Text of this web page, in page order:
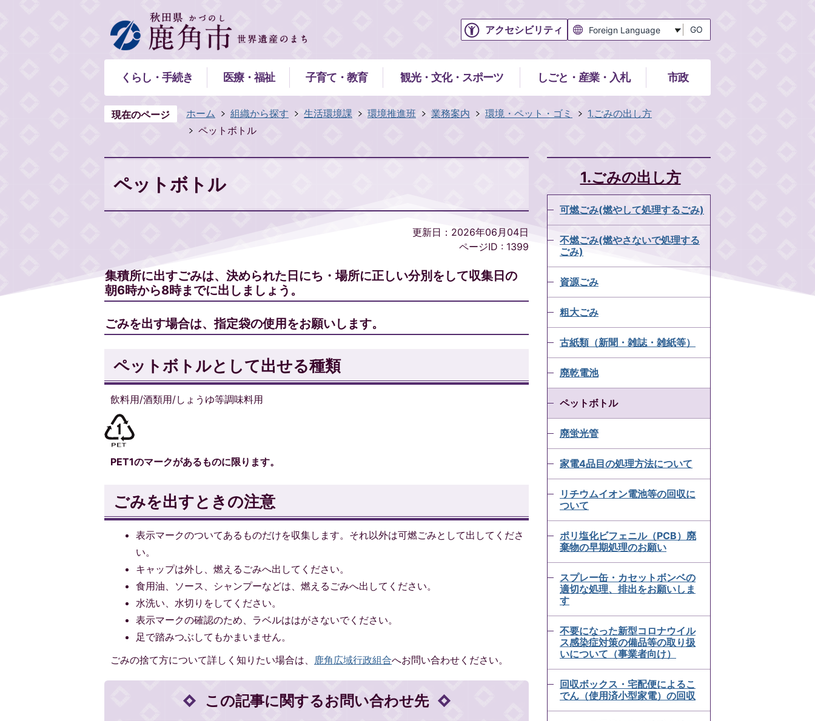
アクセシビリティ GO
くらし・手続き 医療・福祉 子育て・教育 観光・文化・スポーツ しごと・産業・入札 市政
現在のページ ホーム 組織から探す 生活環境課 環境推進班 業務案内 環境・ペット・ゴミ
1.ごみの出し方
ペットボトル
ペットボトル
更新日：2026年06月04日
ページID : 1399
集積所に出すごみは、決められた日にち・場所に正しい分別をして収集日の
朝6時から8時までに出しましょう。
ごみを出す場合は、指定袋の使用をお願いします。
ペットボトルとして出せる種類
飲料用/酒類用/しょうゆ等調味料用
PET1のマークがあるものに限ります。
ごみを出すときの注意
表示マークのついてあるものだけを収集します。それ以外は可燃ごみとして出してくださ
い。
キャップは外し、燃えるごみへ出してください。
食用油、ソース、シャンプーなどは、燃えるごみへ出してください。
水洗い、水切りをしてください。
表示マークの確認のため、ラベルははがさないでください。
足で踏みつぶしてもかまいません。
ごみの捨て方について詳しく知りたい場合は、 鹿角広域行政組合へお問い合わせください。
この記事に関するお問い合わせ先
1.ごみの出し方
可燃ごみ(燃やして処理するごみ)
不燃ごみ(燃やさないで処理する
ごみ)
資源ごみ
粗大ごみ
古紙類（新聞・雑誌・雑紙等）
廃乾電池
ペットボトル
廃蛍光管
家電4品目の処理方法について
リチウムイオン電池等の回収に
ついて
ポリ塩化ビフェニル（PCB）廃
棄物の早期処理のお願い
スプレー缶・カセットボンベの
適切な処理、排出をお願いしま
す
不要になった新型コロナウイル
ス感染症対策の備品等の取り扱
いについて（事業者向け）
回収ボックス・宅配便によるこ
でん（使用済小型家電）の回収